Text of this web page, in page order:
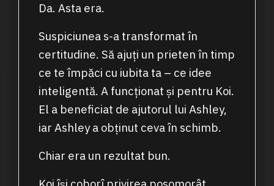
Da. Asta era.
Suspiciunea s-a transformat în
certitudine. Să ajuți un prieten în timp
ce te împăci cu iubita ta – ce idee
inteligentă. A funcționat și pentru Koi.
El a beneficiat de ajutorul lui Ashley,
iar Ashley a obținut ceva în schimb.
Chiar era un rezultat bun.